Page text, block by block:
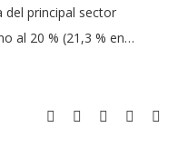
del principal sector
al 20 % (21,3 % en…